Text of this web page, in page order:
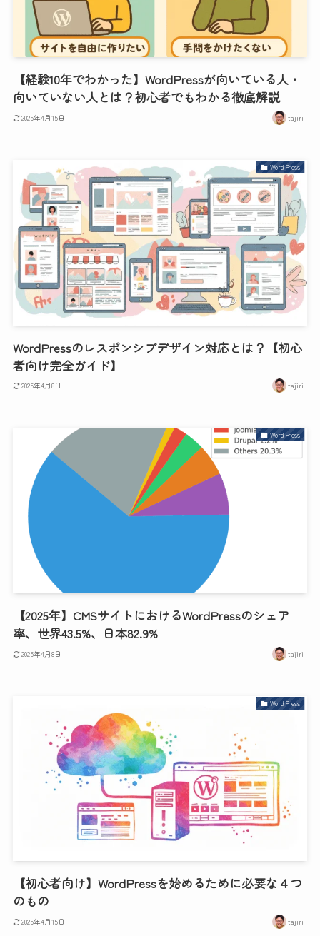
【経験10年でわかった】WordPressが向いている人・
向いていない人とは？初心者でもわかる徹底解説
2025年4月15日 tajiri
WordPress
WordPressのレスポンシブデザイン対応とは？【初心
者向け完全ガイド】
2025年4月8日 tajiri
WordPress
【2025年】CMSサイトにおけるWordPressのシェア
率、世界43.5%、日本82.9%
2025年4月8日 tajiri
WordPress
【初心者向け】WordPressを始めるために必要な４つ
のもの
2025年4月15日 tajiri